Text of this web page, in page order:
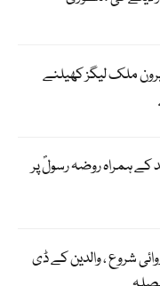
ملک لیگز کھیلنے
کے ہمراہ روضہ رسولؐ پر
شروع ، والدین کے ڈی